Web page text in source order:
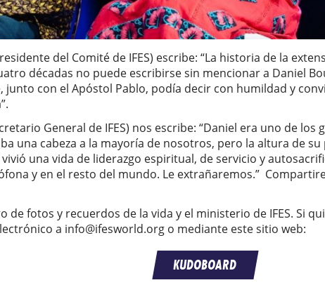
del Comité de IFES) escribe: “La historia de la
décadas no puede escribirse sin mencionar a Daniel
con el Apóstol Pablo, podía decir con humildad y
General de IFES) nos escribe: “Daniel era uno de
una cabeza a la mayoría de nosotros, pero la altura de
una vida de liderazgo espiritual, de servicio y
y en el resto del mundo. Le extrañaremos.”
de fotos y recuerdos de la vida y el ministerio de IFES. Si
a info@ifesworld.org o mediante este sitio web:
KUDOBOARD